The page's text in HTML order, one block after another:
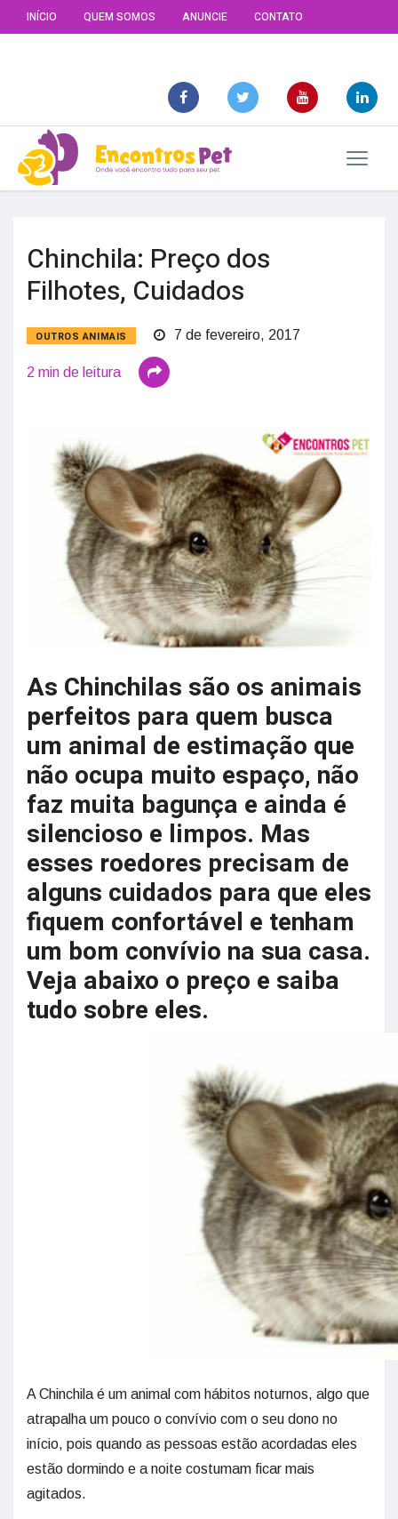
INÍCIO QUEM SOMOS ANUNCIE CONTATO
Chinchila: Preço dos
Filhotes, Cuidados
OUTROS ANIMAIS 7 de fevereiro, 2017
2 min de leitura
As Chinchilas são os animais
perfeitos para quem busca
um animal de estimação que
não ocupa muito espaço, não
faz muita bagunça e ainda é
silencioso e limpos. Mas
esses roedores precisam de
alguns cuidados para que eles
fiquem confortável e tenham
um bom convívio na sua casa.
Veja abaixo o preço e saiba
tudo sobre eles.
A Chinchila é um animal com hábitos noturnos, algo que
atrapalha um pouco o convívio com o seu dono no
início, pois quando as pessoas estão acordadas eles
estão dormindo e a noite costumam ficar mais
agitados.